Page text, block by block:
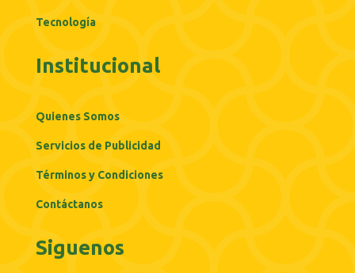
Tecnología
Institucional
Quienes Somos
Servicios de Publicidad
Términos y Condiciones
Contáctanos
Siguenos